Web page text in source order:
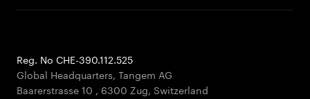
Reg. No CHE-390.112.525
Global Headquarters, Tangem AG
Baarerstrasse 10 , 6300 Zug, Switzerland